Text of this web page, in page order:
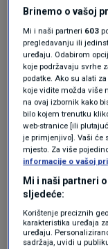
Brinemo o vašoj
Mi i naši partneri 603
pregledavanju ili
uređaju. Odabirom
koje podržavaju svrhe
podatke. Ako su alati
koje vidite možda više
na ovaj izbornik kako
bilo kojem trenutku
web-stranice [ili
je primjenjivo]. Vaši će
mjesto. Za više
informacije o vašoj
Mi i naši partneri
sljedeće:
Korištenje preciznih
karakteristika uređaja
uređaju.
sadržaja, uvidi u